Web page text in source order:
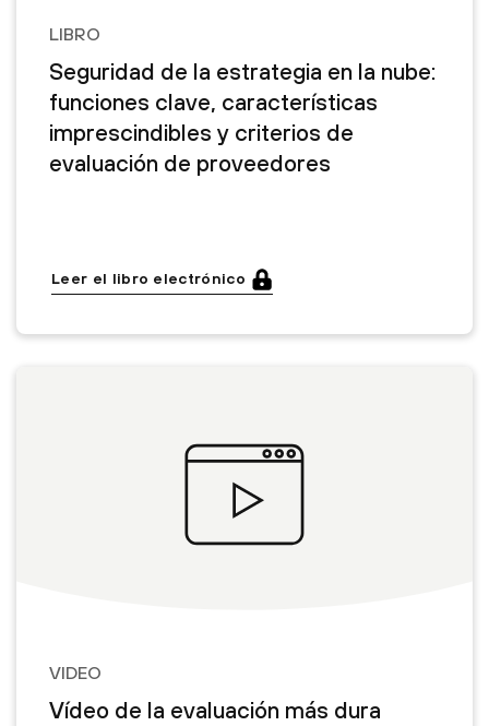
LIBRO
Seguridad de la estrategia en la nube:
funciones clave, características
imprescindibles y criterios de
evaluación de proveedores
Leer el libro electrónico
VIDEO
Vídeo de la evaluación más dura